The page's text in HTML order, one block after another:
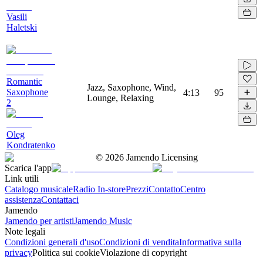
Vasili
Haletski
Romantic
Saxophone
2
Oleg
Kondratenko
Jazz, Saxophone, Wind,
Lounge, Relaxing
4:13 95
© 2026 Jamendo Licensing
Scarica l'app
Link utili
Catalogo musicaleRadio In-storePrezziContattoCentro
assistenzaContattaci
Jamendo
Jamendo per artistiJamendo Music
Note legali
Condizioni generali d'usoCondizioni di venditaInformativa sulla
privacyPolitica sui cookieViolazione di copyright